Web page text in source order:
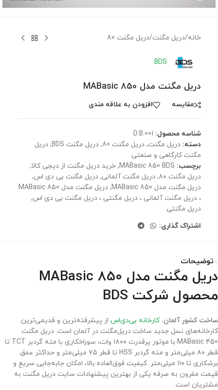
خانه/دریل مگنت/دریل مگنت 80
BDS
دریل مگنت مدل MABasic 850
مقايسه افزودن به علاقه مندی
شناسه محصول: D.B.001
دسته: دریل مگنت, دریل مگنت 80 , دریل مگنت BDS , دریل
مگنت کارگاهی و صنعتی
برچسب: MABasic 850 BDS
, خرید دریل مگنت از دیجی کالا,
دریل مگنت ۸۰
, دریل مگنت آلمانی, دریل مگنت بی دی اس,
دریل مگنت مدل MABasic 850
,
دریل مگنت مدل MABasic 850
، دریل مگنت آلمانی ، دریل مگنتی ،‌ دریل مگنت بی دی اس,
دریل مگنتی
اشتراک گذاری:
توضیحات
دریل مگنت مدل MABasic 850
محصول شرکت BDS
ساخت کشور آلمان.کارخانه بی‌دی‌اس از پیشرفته‌ترین و قدیمی‌ترین
کارخانه‌های نسل جدید ساخت دریل‌مگنت در آلمان است. دریل مگنت
MABasic 450 با موتور پرقدرت ۱۸۰۰ وات، سوراخکاری با مته گردبر TCT تا
قطر ۸۰ میلی‌متر و مته گردبر HSS تا قطر ۷۵ میلی‌متر و حداکثر عمق
برشکاری تا ۱۱۰ میلی‌متر. کیفیت فوق‌العاده بالا، امکان جابه‌جایی سریع و
قیمت مقرون به صرفه یکی از بهترین پیشنهادات سایت دریل مگنت به
مشتریان است.